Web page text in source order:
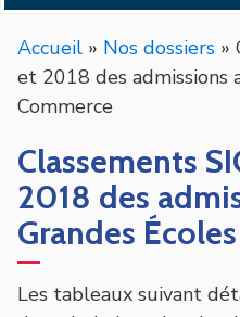
Accueil » Nos dossiers »
et 2018 des admissions
Commerce
Classements
2018 des
Grandes
Les tableaux suivant